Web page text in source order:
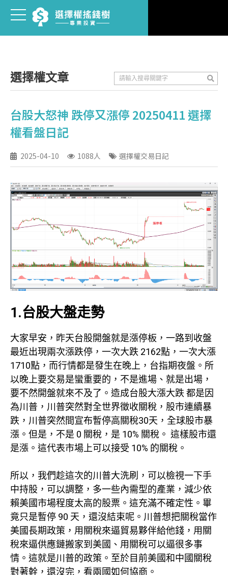
選擇權文章
台股大怒神 跌停又漲停 20250411 選擇
權看盤日記
2025-04-10 1088人 選擇權交易日記
1.台股大盤走勢
大家早安，昨天台股開盤就是漲停板，一路到收盤
最近出現兩次漲跌停，一次大跌 2162點，一次大漲
1710點，而行情都是發生在晚上，台指期夜盤。所
以晚上要交易是蠻重要的，不是進場、就是出場，
要不然開盤就來不及了。造成台股大漲大跌 都是因
為川普，川普突然對全世界徵收關稅，股市連續暴
跌，川普突然間宣布暫停高關稅30天，全球股市暴
漲。但是，不是 0 關稅，是 10% 關稅。 這樣股市還
是漲。這代表市場上可以接受 10% 的關稅。
所以，我們趁這次的川普大洗刷，可以檢視一下手
中持股，可以調整，多一些內需型的產業，減少依
賴美國市場程度太高的股票。這充滿不確定性。畢
竟只是暫停 90 天，還沒結束呢。川普想把關稅當作
美國長期政策，用關稅來逼貿易夥伴給他錢，用關
稅來逼供應鏈搬家到美國、用關稅可以逼很多事
情。這就是川普的政策。至於目前美國和中國關稅
對著幹，還沒完，看兩國如何協商。